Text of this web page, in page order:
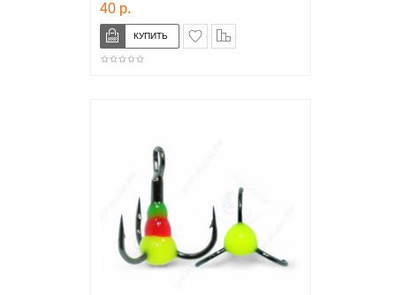
40 р.
в закладки